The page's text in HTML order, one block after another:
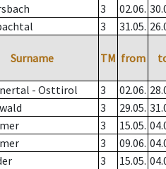
3 02.06.
3 31.05.
Surname TM from
- Osttirol 3 02.06.
3 29.05.
3 15.05.
3 09.06.
3 15.05.